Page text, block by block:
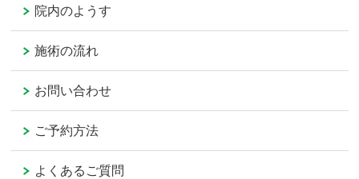
院内のようす
施術の流れ
お問い合わせ
ご予約方法
よくあるご質問